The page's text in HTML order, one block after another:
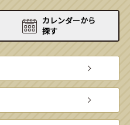
カレンダーから
探す